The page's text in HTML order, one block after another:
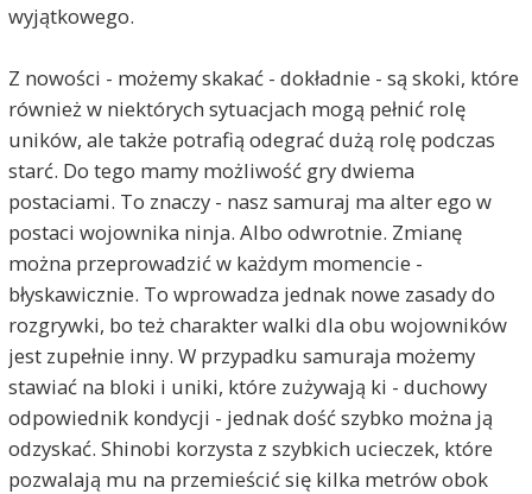
wyjątkowego.
Z nowości - możemy skakać - dokładnie - są skoki, które
również w niektórych sytuacjach mogą pełnić rolę
uników, ale także potrafią odegrać dużą rolę podczas
starć. Do tego mamy możliwość gry dwiema
postaciami. To znaczy - nasz samuraj ma alter ego w
postaci wojownika ninja. Albo odwrotnie. Zmianę
można przeprowadzić w każdym momencie -
błyskawicznie. To wprowadza jednak nowe zasady do
rozgrywki, bo też charakter walki dla obu wojowników
jest zupełnie inny. W przypadku samuraja możemy
stawiać na bloki i uniki, które zużywają ki - duchowy
odpowiednik kondycji - jednak dość szybko można ją
odzyskać. Shinobi korzysta z szybkich ucieczek, które
pozwalają mu na przemieścić się kilka metrów obok